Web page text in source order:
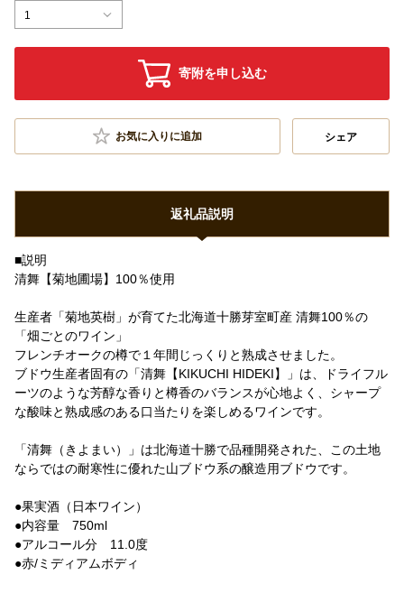
1
寄附を申し込む
お気に入りに追加 シェア
返礼品説明
■説明
清舞【菊地圃場】100％使用
生産者「菊地英樹」が育てた北海道十勝芽室町産 清舞100％の
「畑ごとのワイン」
フレンチオークの樽で１年間じっくりと熟成させました。
ブドウ生産者固有の「清舞【KIKUCHI HIDEKI】」は、ドライフル
ーツのような芳醇な香りと樽香のバランスが心地よく、シャープ
な酸味と熟成感のある口当たりを楽しめるワインです。
「清舞（きよまい）」は北海道十勝で品種開発された、この土地
ならではの耐寒性に優れた山ブドウ系の醸造用ブドウです。
●果実酒（日本ワイン）
●内容量 750ml
●アルコール分 11.0度
●赤/ミディアムボディ